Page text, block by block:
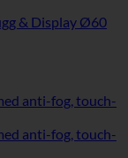
& Display Ø60